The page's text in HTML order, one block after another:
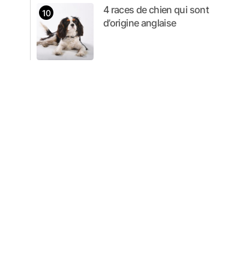
4 races de chien qui sont
d’origine anglaise